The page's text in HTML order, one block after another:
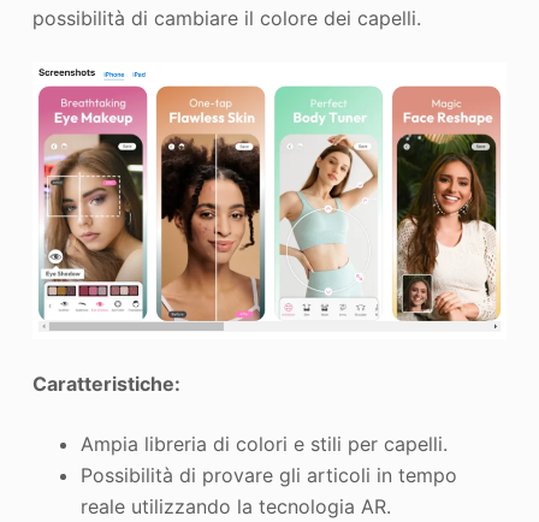
possibilità di cambiare il colore dei capelli.
Caratteristiche:
Ampia libreria di colori e stili per capelli.
Possibilità di provare gli articoli in tempo
reale utilizzando la tecnologia AR.